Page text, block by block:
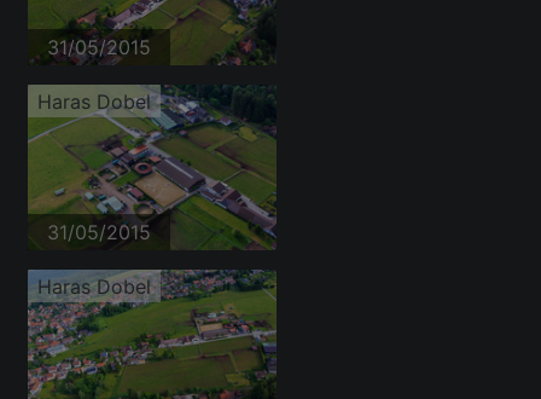
31/05/2015
Haras Dobel
31/05/2015
Haras Dobel